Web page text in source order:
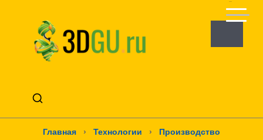
Главная › Технологии ›
Производство